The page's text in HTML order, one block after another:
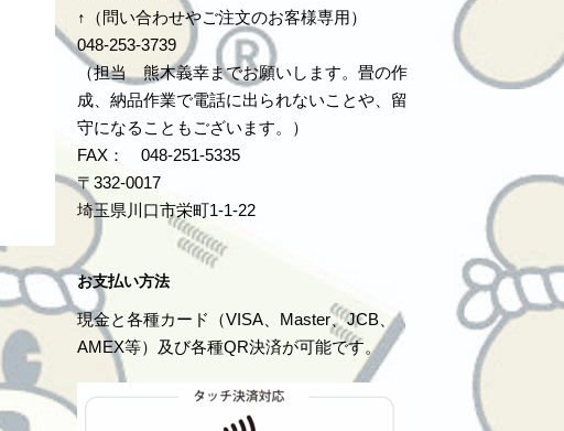
↑（問い合わせやご注文のお客様専用）
048-253-3739
（担当 熊木義幸までお願いします。畳の作
成、納品作業で電話に出られないことや、留
守になることもございます。）
FAX： 048-251-5335
〒332-0017
埼玉県川口市栄町1-1-22
お支払い方法
現金と各種カード（VISA、Master、JCB、
AMEX等）及び各種QR決済が可能です。